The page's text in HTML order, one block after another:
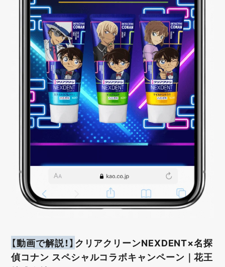
【動画で解説！】クリアクリーンNEXDENT×名探
偵コナン スペシャルコラボキャンペーン｜花王